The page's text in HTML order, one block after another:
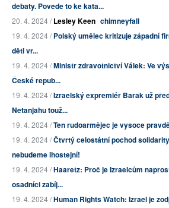
debaty. Povede to ke kata...
20. 4. 2024 /Lesley Keen chimneyfall
19. 4. 2024 /Polský umělec kritizuje západní
děti vr...
19. 4. 2024 /Ministr zdravotnictví Válek: Ve
České repub...
19. 4. 2024 /Izraelský expremiér Barak už
Netanjahu touž...
19. 4. 2024 /Ten rudoarmějec je vysoce
19. 4. 2024 /Čtvrtý celostátní pochod
nebudeme lhostejní!
19. 4. 2024 /Haaretz: Proč je Izraelcům
osadníci zabíj...
19. 4. 2024 /Human Rights Watch: Izrael je